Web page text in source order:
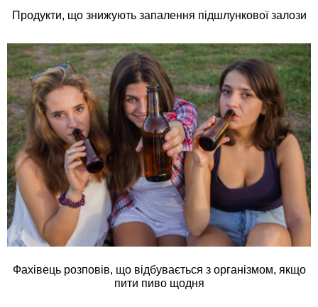
Продукти, що знижують запалення підшлункової залози
Фахівець розповів, що відбувається з організмом, якщо
пити пиво щодня